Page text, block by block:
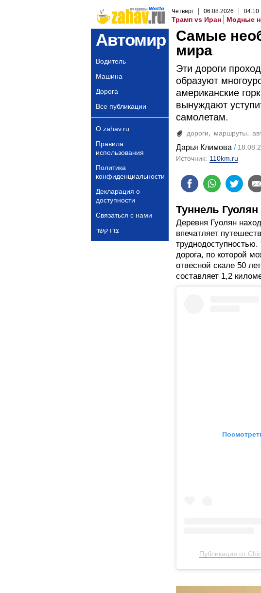
Четверг 06.08.2026 04:10
Трамп vs Иран Модные
Автомир
Водитель
Машина
Дорога
Все публикации
О zahav.ru
Правила
использования
Политика
конфиденциальности
Декларация о
доступности
Связаться с нами
צרו קשר
Самые
мира
Эти дороги
образуют
американские
вынуждают
самолетам.
дороги маршруты
Дарья Климова
Источник: 110km.ru
Туннель Гуолян
Деревня Гуолян
впечатляет
дорога, по которой
отвесной скале 50
составляет 1,2
Публикация от